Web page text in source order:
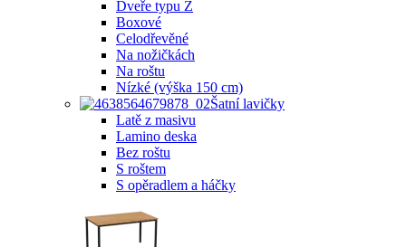
Dveře typu Z
Boxové
Celodřevěné
Na nožičkách
Na roštu
Nízké (výška 150 cm)
Šatní lavičky
Latě z masivu
Lamino deska
Bez roštu
S roštem
S opěradlem a háčky